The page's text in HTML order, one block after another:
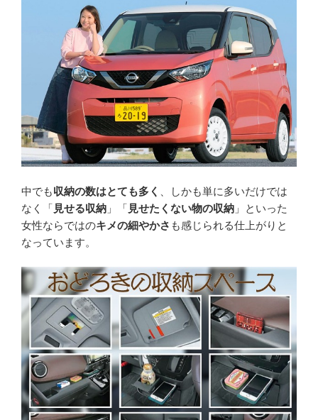
中でも収納の数はとても多く
、しかも単に多いだけでは
なく「 見せる収納 」「 見せたくない物の収納 」といった
女性ならではのキメの細やかさ も感じられる仕上がりと
なっています。